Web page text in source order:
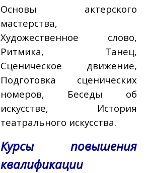
Основы актерского
мастерства,
Художественное слово,
Ритмика, Танец,
Сценическое движение,
Подготовка сценических
номеров, Беседы об
искусстве, История
театрального искусства.
Курсы повышения
квалификации